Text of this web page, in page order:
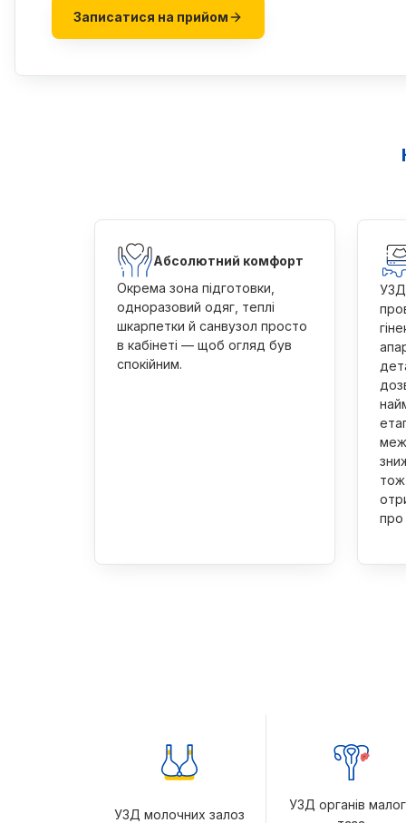
Записатися на прийом
Абсолютний комфорт
Окрема зона підготовки,
одноразовий одяг, теплі
шкарпетки й санвузол просто
в кабінеті — щоб огляд був
спокійним.
УЗД
про
УЗД молочних залоз
УЗД органів